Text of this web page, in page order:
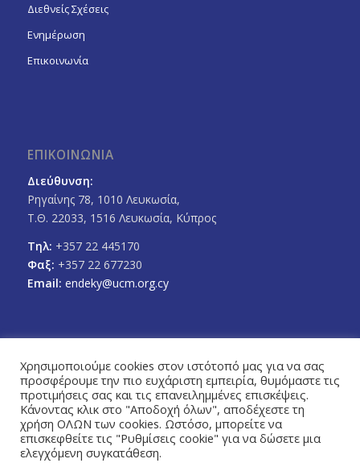
Διεθνείς Σχέσεις
Ενημέρωση
Επικοινωνία
ΕΠΙΚΟΙΝΩΝΙΑ
Διεύθυνση:
Ρηγαίνης 78, 1010 Λευκωσία,
Τ.Θ. 22033, 1516 Λευκωσία, Κύπρος
Τηλ: +357 22 445170
Φαξ: +357 22 677230
Email: endeky@ucm.org.cy
FOLLOW US
Facebook
Twitter
Χρησιμοποιούμε cookies στον ιστότοπό μας για να σας
προσφέρουμε την πιο ευχάριστη εμπειρία, θυμόμαστε τις
προτιμήσεις σας και τις επανειλημμένες επισκέψεις.
Κάνοντας κλικ στο "Αποδοχή όλων", αποδέχεστε τη
χρήση ΟΛΩΝ των cookies. Ωστόσο, μπορείτε να
επισκεφθείτε τις "Ρυθμίσεις cookie" για να δώσετε μια
ελεγχόμενη συγκατάθεση.